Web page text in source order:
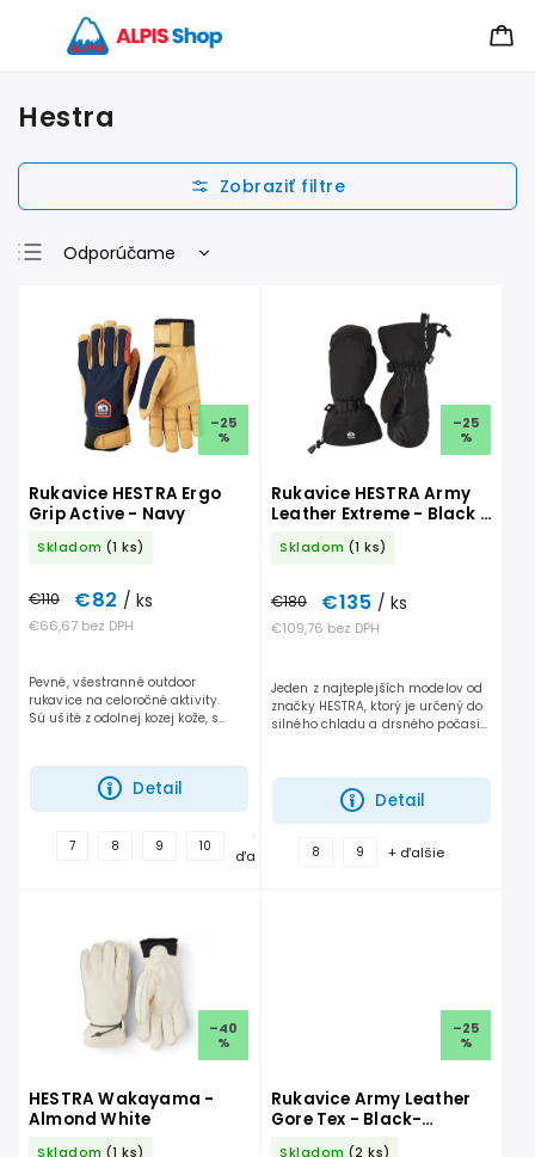
Hestra
Odporúčame
Najdrahšie
Najpredávanejšie
Abecedne
–25
%
Rukavice HESTRA Ergo
Grip Active - Navy
Skladom (1 ks)
€66,67 bez DPH
€110 €82 / ks
Detail
Pevné, všestranné outdoor
rukavice na celoročné aktivity.
Sú ušité z odolnej kozej kože, s
strane rukavice. ...
7 8 9 10
+
ďalšie
–25
%
Rukavice HESTRA Army
Leather Extreme - Black -
Skladom (1 ks)
€109,76 bez DPH
€180 €135 / ks
Detail
Jeden z najteplejších modelov od
značky HESTRA, ktorý je určený do
silného chladu a drsného počasia
nebude zima.
8 9 + ďalšie
–40
%
HESTRA Wakayama -
Almond White
Skladom (1 ks)
–25
%
Rukavice Army Leather
Gore Tex - Black-
Skladom (2 ks)